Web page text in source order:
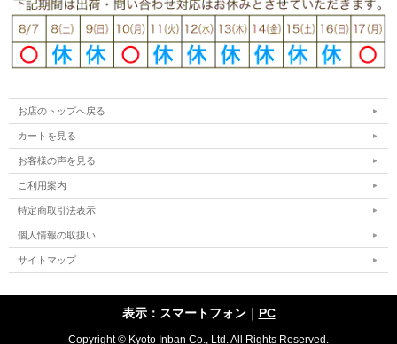
お店のトップへ戻る
カートを見る
お客様の声を見る
ご利用案内
特定商取引法表示
個人情報の取扱い
サイトマップ
表示：スマートフォン｜ PC
Copyright © Kyoto Inban Co., Ltd. All Rights Reserved.